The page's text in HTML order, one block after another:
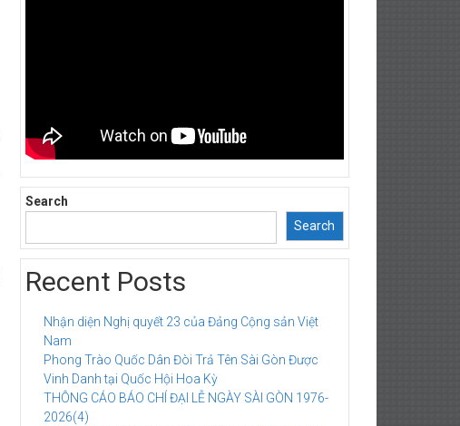
Search
Search
Recent Posts
Nhận diện Nghị quyết 23 của Đảng Cộng sản Việt
Nam
Phong Trào Quốc Dân Đòi Trả Tên Sài Gòn Được
Vinh Danh tại Quốc Hội Hoa Kỳ
THÔNG CÁO BÁO CHÍ ĐẠI LỄ NGÀY SÀI GÒN 1976-
2026(4)